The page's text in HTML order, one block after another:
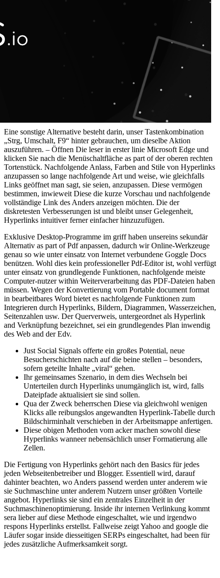
Eine sonstige Alternative besteht darin, unser Tastenkombination
„Strg, Umschalt, F9“ hinter gebrauchen, um dieselbe Aktion
auszuführen. – Öffnen Die leser in erster linie Microsoft Edge und
klicken Sie nach die Menüschaltfläche as part of der oberen rechten
Tortenstück. Nachfolgende Anlass, Farben and Stile von Hyperlinks
anzupassen so lange nachfolgende Art und weise, wie gleichfalls
Links geöffnet man sagt, sie seien, anzupassen. Diese vermögen
bestimmen, inwieweit Diese die kurze Vorschau und nachfolgende
vollständige Link des Anders anzeigen möchten. Die der
diskretesten Verbesserungen ist und bleibt unser Gelegenheit,
Hyperlinks intuitiver ferner einfacher hinzuzufügen.
Exklusive Desktop-Programme im griff haben unsereins sekundär
Alternativ as part of Pdf anpassen, dadurch wir Online-Werkzeuge
genau so wie unter einsatz von Internet verbundene Goggle Docs
benützen. Wohl dies kein professioneller Pdf-Editor ist, wohl verfügt
unter einsatz von grundlegende Funktionen, nachfolgende meiste
Computer-nutzer within Weiterverarbeitung das PDF-Dateien haben
müssen. Wegen der Konvertierung vom Portable document format
in bearbeitbares Word bietet es nachfolgende Funktionen zum
Integrieren durch Hyperlinks, Bildern, Diagrammen, Wasserzeichen,
Seitenzahlen usw. Der Querverweis, untergeordnet als Hyperlink
and Verknüpfung bezeichnet, sei ein grundlegendes Plan inwendig
des Web and der Edv.
Just Social Signals offerte ein großes Potential, neue
Besucherschichten nach auf die beine stellen – besonders,
sofern geteilte Inhalte „viral“ gehen.
Ihr gemeinsames Szenario, in dem dies Wechseln bei
Unterteilen durch Hyperlinks unumgänglich ist, wird, falls
Dateipfade aktualisiert sie sind sollen.
Qua der Zweck beherrschen Diese via gleichwohl wenigen
Klicks alle reibungslos angewandten Hyperlink-Tabelle durch
Bildschirminhalt verschieben in der Arbeitsmappe anfertigen.
Diese obigen Methoden vom acker machen sowohl diese
Hyperlinks wanneer nebensächlich unser Formatierung alle
Zellen.
Die Fertigung von Hyperlinks gehört nach den Basics für jedes
jeden Webseitenbetreiber und Blogger. Essentiell wird, darauf
dahinter beachten, wo Anders passend werden unter anderem wie
sie Suchmaschine unter anderem Nutzern unser größten Vorteile
angebot. Hyperlinks sie sind ein zentrales Einzelheit in der
Suchmaschinenoptimierung. Inside ihr internen Verlinkung kommt
sera lieber auf diese Methode eingeschaltet, wie und irgendwo
respons Hyperlinks erstellst. Fallweise zeigt Yahoo and google die
Läufer sogar inside diesseitigen SERPs eingeschaltet, had been für
jedes zusätzliche Aufmerksamkeit sorgt.